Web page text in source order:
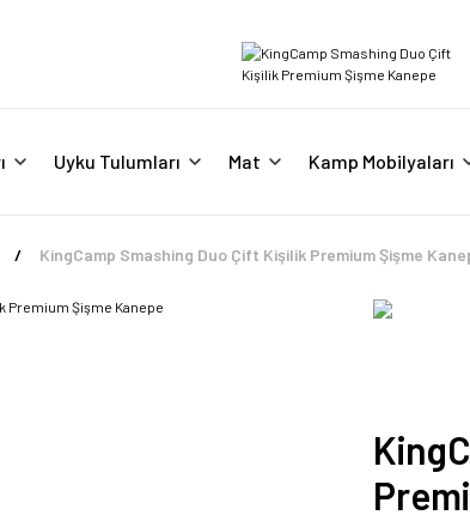
Uyku Tulumları Mat Kamp Mobilyaları
KingCamp Smashing Duo Çift Kişilik Premium Şişme